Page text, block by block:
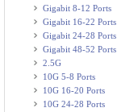
Gigabit 8-12 Ports
Gigabit 16-22 Ports
Gigabit 24-28 Ports
Gigabit 48-52 Ports
2.5G
10G 5-8 Ports
10G 16-20 Ports
10G 24-28 Ports